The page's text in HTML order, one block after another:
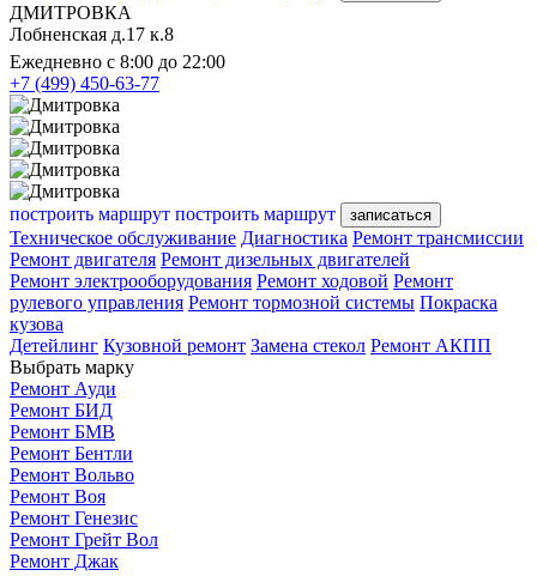
ДМИТРОВКА
Лобненская д.17 к.8
Ежедневно с 8:00 до 22:00
+7 (499) 450-63-77
построить маршрут построить маршрут записаться
Техническое обслуживание Диагностика Ремонт трансмиссии
Ремонт двигателя Ремонт дизельных двигателей
Ремонт электрооборудования Ремонт ходовой Ремонт
рулевого управления Ремонт тормозной системы Покраска
кузова
Детейлинг Кузовной ремонт Замена стекол Ремонт АКПП
Выбрать марку
Ремонт Ауди
Ремонт БИД
Ремонт БМВ
Ремонт Бентли
Ремонт Вольво
Ремонт Воя
Ремонт Генезис
Ремонт Грейт Вол
Ремонт Джак